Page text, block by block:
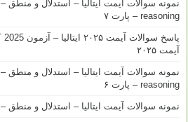
reasoning – پارت ۷
آیمت ۲۰۲۵
reasoning – پارت ۶
نمونه سوالات آیمت ایتالیا – استدلال و منطق – Logical reasoning – پارت ۵